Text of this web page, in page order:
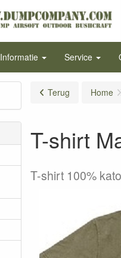
Informatie Service
Terug Home
T-shirt
T-shirt 100%